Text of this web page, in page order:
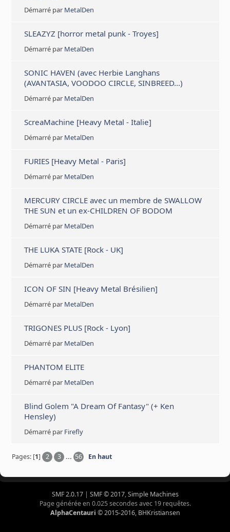
Démarré par MetalDen
SLEAZYZ [horror metal punk - Troyes]
Démarré par MetalDen
SONIC HAVEN (avec Herbie Langhans
(AVANTASIA, VOODOO CIRCLE, SINBREED...)
Démarré par MetalDen
ScreaMachine [Heavy Metal - Italie]
Démarré par MetalDen
FURIES [Heavy Metal - Paris]
Démarré par MetalDen
MERCURY CIRCLE avec un membre de SWALLOW
THE SUN et un ex-CHILDREN OF BODOM
Démarré par MetalDen
THE LUKA STATE [Rock - UK]
Démarré par MetalDen
ICON OF SIN [Heavy Metal Brésilien]
Démarré par MetalDen
TRIGONES PLUS [Rock - Lyon]
Démarré par MetalDen
PHANTOM ELITE
Démarré par MetalDen
Blind Golem "A Dream Of Fantasy" (+ Ken
Hensley)
Démarré par Firefly
Pages: [1] 2 3 ... 56 En haut
SMF 2.0.17| SMF © 2017,Simple Machines
Page générée en 0.025 secondes avec 19 requêtes.
AlphaCentauri © 2015-2016, BHKristiansen